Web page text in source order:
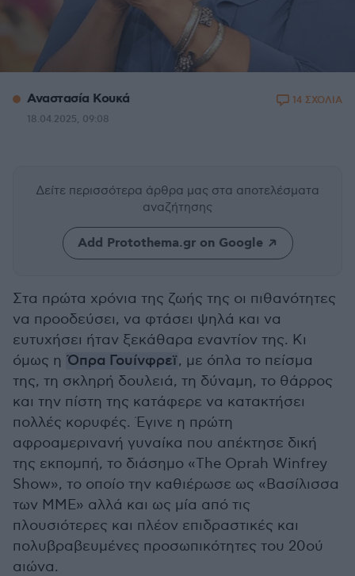
Αναστασία Κουκά
18.04.2025, 09:08
14 ΣΧΟΛΙΑ
Δείτε περισσότερα άρθρα μας στα αποτελέσματα
αναζήτησης
Add Protothema.gr on Google
Στα πρώτα χρόνια της ζωής της οι πιθανότητες
να προοδεύσει, να φτάσει ψηλά και να
ευτυχήσει ήταν ξεκάθαρα εναντίον της. Κι
όμως η Όπρα Γουίνφρεϊ, με όπλα το πείσμα
της, τη σκληρή δουλειά, τη δύναμη, το θάρρος
και την πίστη της κατάφερε να κατακτήσει
πολλές κορυφές. Έγινε η πρώτη
αφροαμερινανή γυναίκα που απέκτησε δική
της εκπομπή, το διάσημο «The Oprah Winfrey
Show», το οποίο την καθιέρωσε ως «Βασίλισσα
των ΜΜΕ» αλλά και ως μία από τις
πλουσιότερες και πλέον επιδραστικές και
πολυβραβευμένες προσωπικότητες του 20ού
αιώνα.